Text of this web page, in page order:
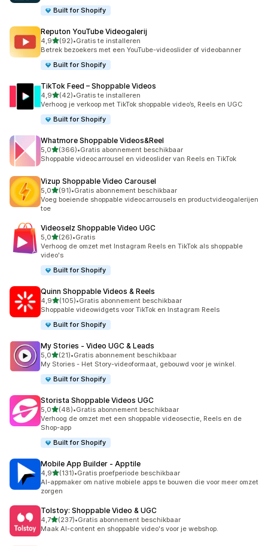
Built for Shopify
Reputon YouTube Videogalerij
4,9van 5 sterren
(92)
92 recensies in totaal
•Gratis te installeren
Betrek bezoekers met een YouTube-videoslider of videobanner
Built for Shopify
TikTok Feed – Shoppable Videos
4,9van 5 sterren
(42)
42 recensies in totaal
•Gratis te installeren
Verhoog je verkoop met TikTok shoppable video’s, Reels en UGC
Built for Shopify
Whatmore Shoppable Videos&Reel
5,0van 5 sterren
(366)
366 recensies in totaal
•Gratis abonnement beschikbaar
Shoppable videocarrousel en videoslider van Reels en TikTok
Vizup Shoppable Video Carousel
5,0van 5 sterren
(91)
91 recensies in totaal
•Gratis abonnement beschikbaar
Voeg boeiende shoppable videocarrousels en productvideogalerijen
toe
Videoselz Shoppable Video UGC
5,0van 5 sterren
(26)
26 recensies in totaal
•Gratis
Verhoog de omzet met Instagram Reels en TikTok als shoppable
video's
Built for Shopify
Quinn Shoppable Videos & Reels
4,9van 5 sterren
(105)
105 recensies in totaal
•Gratis abonnement beschikbaar
Shoppable videowidgets voor TikTok en Instagram Reels
Built for Shopify
My Stories ‑ Video UGC & Leads
5,0van 5 sterren
(21)
21 recensies in totaal
•Gratis abonnement beschikbaar
My Stories - Het Story-videoformaat, gebouwd voor je winkel.
Built for Shopify
Storista Shoppable Videos UGC
5,0van 5 sterren
(48)
48 recensies in totaal
•Gratis abonnement beschikbaar
Verhoog de omzet met een shoppable videosectie, Reels en de
Shop-app
Built for Shopify
Mobile App Builder ‑ Apptile
4,9van 5 sterren
(131)
131 recensies in totaal
•Gratis proefperiode beschikbaar
AI-appmaker om native mobiele apps te bouwen die voor meer omzet
zorgen
Tolstoy: Shoppable Video & UGC
4,7van 5 sterren
(237)
237 recensies in totaal
•Gratis abonnement beschikbaar
Maak AI-content en shoppable video's voor je webshop.